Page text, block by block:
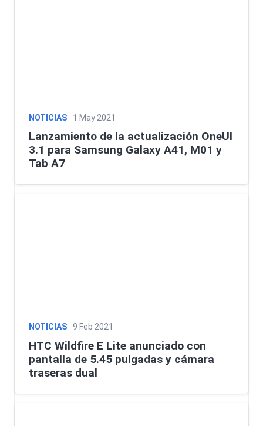
NOTICIAS 1 May 2021
Lanzamiento de la actualización OneUI
3.1 para Samsung Galaxy A41, M01 y
Tab A7
NOTICIAS 9 Feb 2021
HTC Wildfire E Lite anunciado con
pantalla de 5.45 pulgadas y cámara
traseras dual